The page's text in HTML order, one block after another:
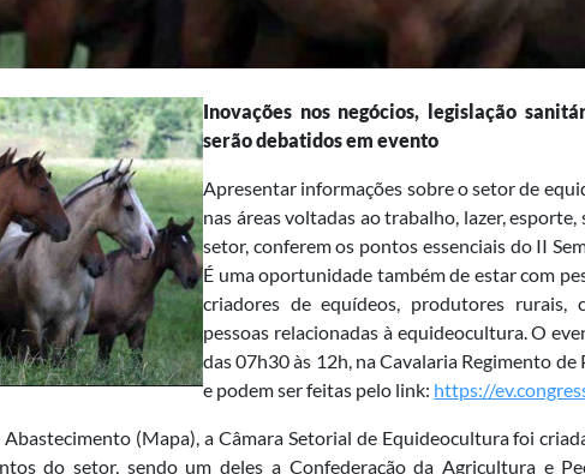
Inovações nos negócios, legislação
serão debatidos em evento
Apresentar informações sobre o setor de
nas áreas voltadas ao trabalho, lazer,
setor, conferem os pontos essenciais do II
É uma oportunidade também de estar com
criadores de equídeos, produtores rurais,
pessoas relacionadas à equideocultura. O
das 07h30 às 12h, na Cavalaria Regimento
e podem ser feitas pelo link: https://
(Mapa), a Câmara Setorial de Equideocultura foi
do setor, sendo um deles a Confederação da Agricultura e